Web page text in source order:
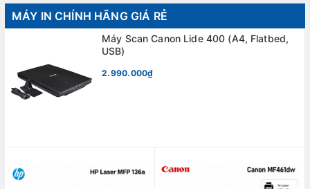
hãng
MÁY IN CHÍNH HÃNG GIÁ RẺ
Máy Scan Canon Lide 400 (A4, Flatbed,
USB)
2.990.000₫